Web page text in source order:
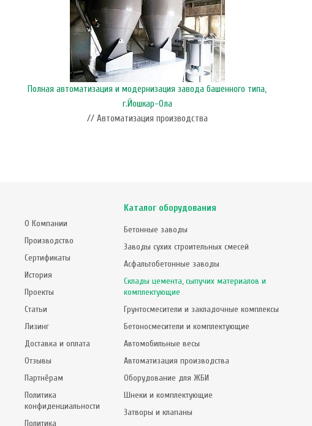
Полная автоматизация и модернизация завода башенного типа,
г.Йошкар-Ола
// Автоматизация производства
О Компании
Производство
Сертификаты
История
Проекты
Статьи
Лизинг
Доставка и оплата
Отзывы
Партнёрам
Политика
конфиденциальности
Политика
Каталог оборудования
Бетонные заводы
Заводы сухих строительных смесей
Асфальтобетонные заводы
Склады цемента, сыпучих материалов и
комплектующие
Грунтосмесители и закладочные комплексы
Бетоносмесители и комплектующие
Автомобильные весы
Автоматизация производства
Оборудование для ЖБИ
Шнеки и комплектующие
Затворы и клапаны